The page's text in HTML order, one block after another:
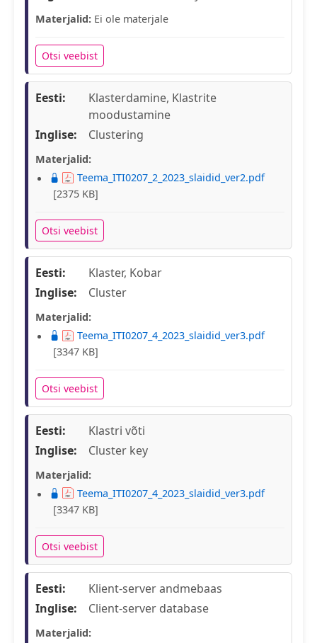
Materjalid: Ei ole materjale
Otsi veebist
Eesti:
Klasterdamine, Klastrite
moodustamine
Inglise:
Clustering
Materjalid:
Teema_ITI0207_2_2023_slaidid_ver2.pdf
[2375 KB]
Otsi veebist
Eesti:
Klaster, Kobar
Inglise:
Cluster
Materjalid:
Teema_ITI0207_4_2023_slaidid_ver3.pdf
[3347 KB]
Otsi veebist
Eesti:
Klastri võti
Inglise:
Cluster key
Materjalid:
Teema_ITI0207_4_2023_slaidid_ver3.pdf
[3347 KB]
Otsi veebist
Eesti:
Klient-server andmebaas
Inglise:
Client-server database
Materjalid: